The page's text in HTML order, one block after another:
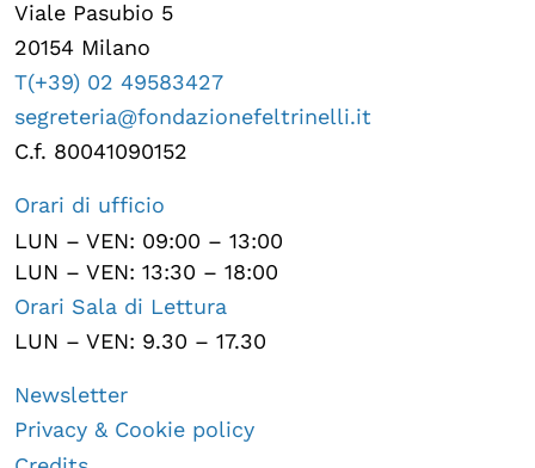
Viale Pasubio 5
20154 Milano
T(+39) 02 49583427
segreteria@fondazionefeltrinelli.it
C.f. 80041090152
Orari di ufficio
LUN – VEN: 09:00 – 13:00
LUN – VEN: 13:30 – 18:00
Orari Sala di Lettura
LUN – VEN: 9.30 – 17.30
Newsletter
Privacy & Cookie policy